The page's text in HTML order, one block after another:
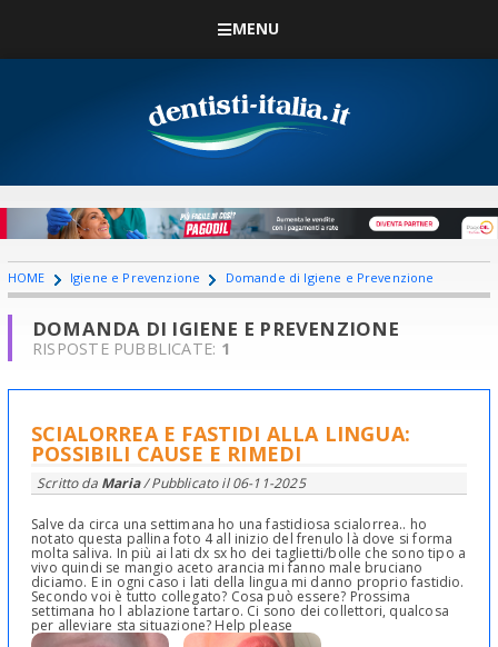
MENU
HOME Igiene e Prevenzione Domande di Igiene e Prevenzione
DOMANDA DI IGIENE E PREVENZIONE
RISPOSTE PUBBLICATE: 1
SCIALORREA E FASTIDI ALLA LINGUA:
POSSIBILI CAUSE E RIMEDI
Scritto da Maria/ Pubblicato il06-11-2025
Salve da circa una settimana ho una fastidiosa scialorrea.. ho
notato questa pallina foto 4 all inizio del frenulo là dove si forma
molta saliva. In più ai lati dx sx ho dei taglietti/bolle che sono tipo a
vivo quindi se mangio aceto arancia mi fanno male bruciano
diciamo. E in ogni caso i lati della lingua mi danno proprio fastidio.
Secondo voi è tutto collegato? Cosa può essere? Prossima
settimana ho l ablazione tartaro. Ci sono dei collettori, qualcosa
per alleviare sta situazione? Help please